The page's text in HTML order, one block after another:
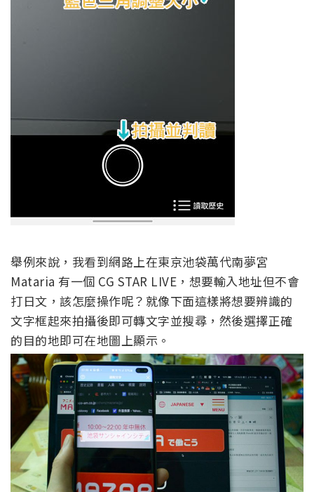
舉例來說，我看到網路上在東京池袋萬代南夢宮
Mataria 有一個 CG STAR LIVE，想要輸入地址但不會
打日文，該怎麼操作呢？就像下面這樣將想要辨識的
文字框起來拍攝後即可轉文字並搜尋，然後選擇正確
的目的地即可在地圖上顯示。